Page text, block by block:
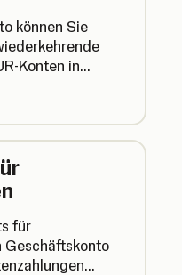
können Sie
Konten in
für
Geschäftskonto